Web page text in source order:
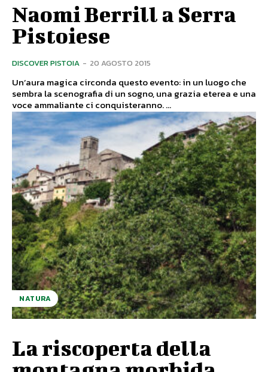
Naomi Berrill a Serra
Pistoiese
DISCOVER PISTOIA - 20 AGOSTO 2015
Un’aura magica circonda questo evento: in un luogo che
sembra la scenografia di un sogno, una grazia eterea e una
voce ammaliante ci conquisteranno. ...
NATURA
La riscoperta della